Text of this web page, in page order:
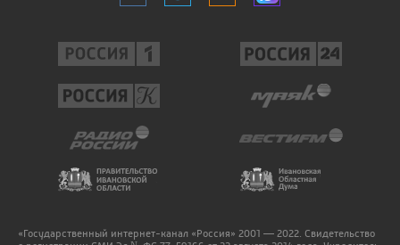
«Государственный интернет-канал «Россия» 2001 — 2022. Свидетельство